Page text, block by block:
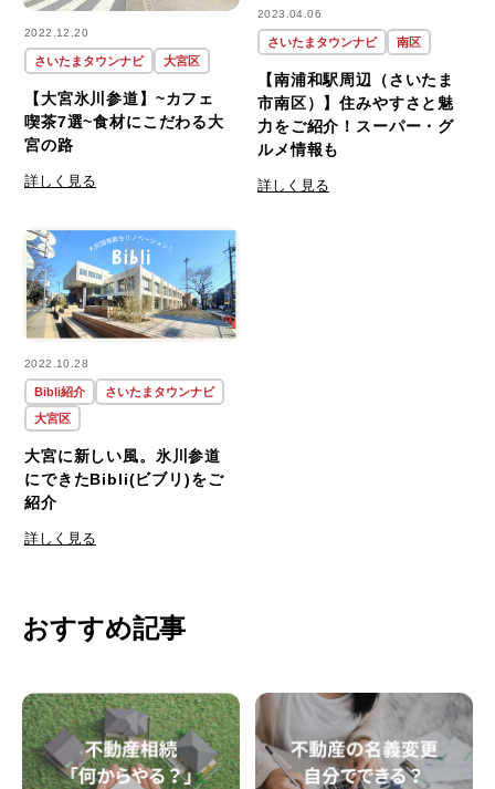
2022.12.20
さいたまタウンナビ 大宮区
【大宮氷川参道】~カフェ
喫茶7選~食材にこだわる大
宮の路
詳しく見る
2023.04.06
さいたまタウンナビ 南区
【南浦和駅周辺（さいたま
市南区）】住みやすさと魅
力をご紹介！スーパー・グ
ルメ情報も
詳しく見る
2022.10.28
Bibli紹介
さいたまタウンナビ
大宮区
大宮に新しい風。氷川参道
にできたBibli(ビブリ)をご
紹介
詳しく見る
おすすめ記事